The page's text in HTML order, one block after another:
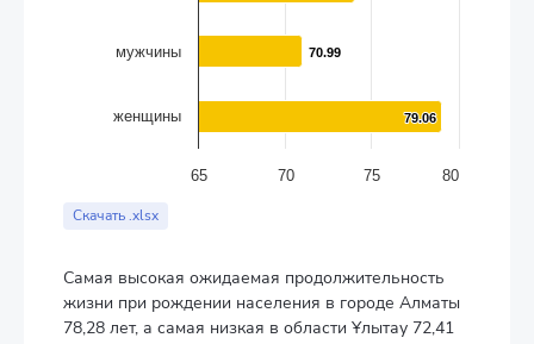
70.99
70.99
79.06
79.06
70 80
65 75
мужчины
женщины
End of interactive chart.
Скачать .xlsx
Самая высокая ожидаемая продолжительность
жизни при рождении населения в городе Алматы
78,28 лет, а самая низкая в области Ұлытау 72,41